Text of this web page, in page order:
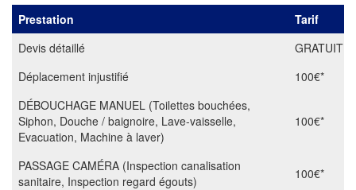
Prestation
Tarif
Devis détaillé
GRATUIT
Déplacement injustifié
100€*
DÉBOUCHAGE MANUEL (Toilettes bouchées,
Siphon, Douche / baignoire, Lave-vaisselle,
Evacuation, Machine à laver)
100€*
PASSAGE CAMÉRA (Inspection canalisation
sanitaire, Inspection regard égouts)
100€*